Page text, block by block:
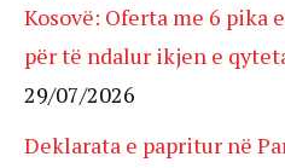
Kosovë: Oferta me 6 pika
për të ndalur ikjen e
29/07/2026
Deklarata e papritur në